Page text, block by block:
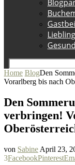
Home BlogDen
Vorarlberg bis nach
Den
verbringen!
von Sabine April 23,
3FacebookPinterest